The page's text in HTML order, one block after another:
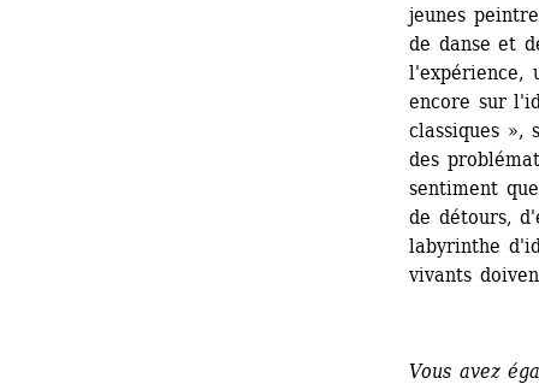
jeunes
de danse et
l'expérience,
encore sur
classiques »,
des
sentiment
de détours,
labyrinthe
vivants
Vous avez